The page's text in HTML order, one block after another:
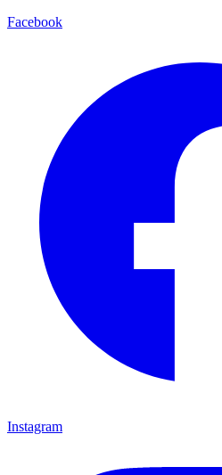
Facebook
Instagram